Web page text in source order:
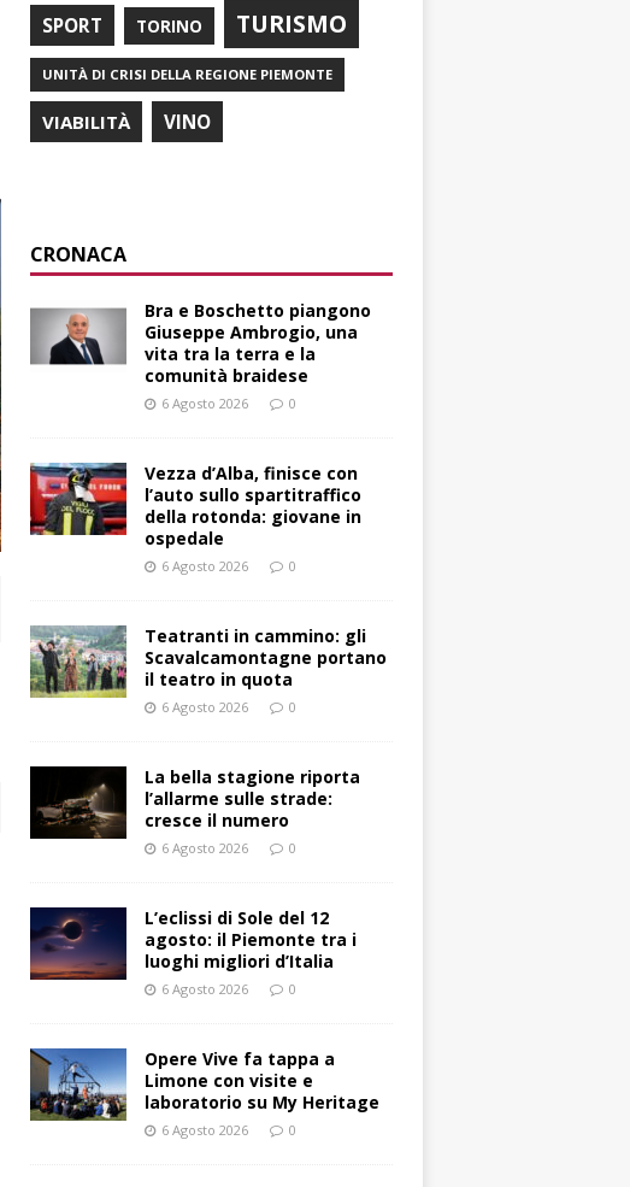
SPORT TORINO TURISMO
UNITÀ DI CRISI DELLA REGIONE PIEMONTE
VIABILITÀ VINO
CRONACA
Bra e Boschetto piangono
Giuseppe Ambrogio, una
vita tra la terra e la
comunità braidese
6 Agosto 2026 0
Vezza d’Alba, finisce con
l’auto sullo spartitraffico
della rotonda: giovane in
ospedale
6 Agosto 2026 0
Teatranti in cammino: gli
Scavalcamontagne portano
il teatro in quota
6 Agosto 2026 0
La bella stagione riporta
l’allarme sulle strade:
cresce il numero
6 Agosto 2026 0
L’eclissi di Sole del 12
agosto: il Piemonte tra i
luoghi migliori d’Italia
6 Agosto 2026 0
Opere Vive fa tappa a
Limone con visite e
laboratorio su My Heritage
6 Agosto 2026 0